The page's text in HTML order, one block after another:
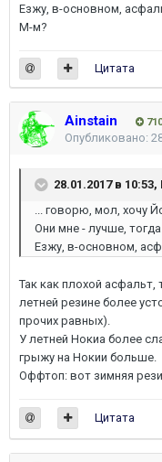
Езжу, в-основном,
М-м?
Цитата
Ainstain 710
Опубликовано:
28.01.2017 в 10:53,
... говорю, мол, хочу
Они мне - лучше,
Езжу, в-основном,
Так как плохой
летней резине более
прочих равных).
У летней Нокиа более
грыжу на Нокии больше.
Оффтоп: вот зимняя
Цитата